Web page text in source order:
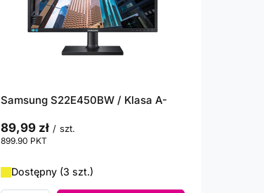
Samsung S22E450BW / Klasa A-
89,99 zł / szt.
899.90 PKT
Dostępny (3 szt.)